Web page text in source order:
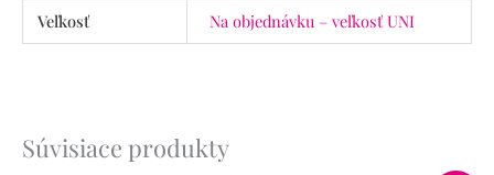
Veľkosť
Na objednávku – veľkosť UNI
Súvisiace produkty